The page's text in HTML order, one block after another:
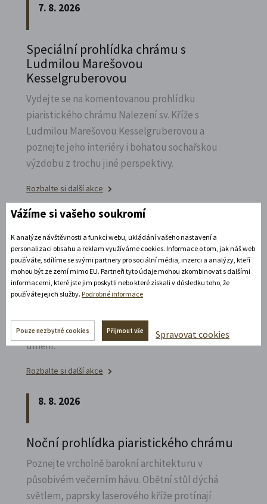
7. 8. 2026
Speciální prohlídka chrámu s
Ludmilou Marešovou
Kesselgruberovou
Vydejte se na komentovanou prohlídku
piaristického chrámu Nalezení sv. Kříže s
Ludmilou Marešovou Kesselgruberovou a
poznejte jeho interiéry i bohatou sochařskou
výzdobu z trochu jiné perspektivy.
Rozbalte si další akce
7. 8. 2026
Noční prohlídka piaristického chrámu
Poznejte vrcholně barokní architekturu v
působivém večerním hávu. Obětní stůl dýchá
klenby a chrám ožívá instalacemi současného
umění.
Rozbalte si další akce
8. 8. 2026
Noční prohlídka piaristického chrámu
Poznejte vrcholně barokní architekturu v
působivém večerním hávu. Obětní stůl dýchá
světlem, paprsky laserového kříže protínají
Vážíme si vašeho soukromí
K analýze návštěvnosti a funkcí webu, ukládání vašeho nastavení a
personalizaci obsahu a reklam využíváme cookies. Informace o tom, jak náš web
používáte, sdílíme se svými partnery pro sociální média, inzerci a analýzy, kteří
mohou být ze zemí mimo EU. Partneři tyto údaje mohou zkombinovat s dalšími
informacemi, které jste jim poskytli nebo které získali v důsledku toho, že
používáte jejich služby. Podrobné informace
Pouze nezbytné cookies Přijmout vše Spravovat cookies